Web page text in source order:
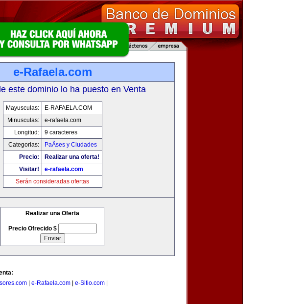
e-Rafaela.com
este dominio lo ha puesto en Venta
Mayusculas:
E-RAFAELA.COM
Minusculas:
e-rafaela.com
Longitud:
9 caracteres
Categorias:
PaÃ­ses y Ciudades
Precio:
Realizar una oferta!
Visitar!
e-rafaela.com
Serán consideradas ofertas
Realizar una Oferta
Precio Ofrecido $
e-Rafaela.com e-Sitio.com